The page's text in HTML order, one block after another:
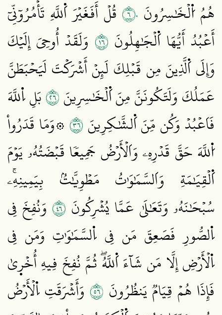
هُمُ اُ۬لۡخَٰسِرُونَ ٦٠ قُلۡ أَفَغَيۡرَ اَ۬للَّهِ تَأۡمُرُوٓنِّيٓ
أَعۡبُدُ أَيُّهَا اَ۬لۡجَٰهِلُونَ ٦١ وَلَقَدۡ أُوحِيَ إِلَيۡكَ
وَإِلَى اَ۬لَّذِينَ مِن قَبۡلِكَ لَئِنۡ أَشۡرَكۡتَ لَيَحۡبَطَنَّ
عَمَلُكَ وَلَتَكُونَنَّ مِنَ اَ۬لۡخَٰسِرِينَ٦٢بَلِ اِ۬للَّهَ
فَاَعۡبُدۡ وَكُن مِّنَ اَ۬لشَّٰكِرِينَ٦٣ ۞وَمَا قَدَرُواْ
اُ۬للَّهَ حَقَّ قَدۡرِهِۦ وَاَلۡأَرۡضُ جَمِيعٗا قَبۡضَتُهُۥ يَوۡمَ
اَ۬لۡقِيَٰمَةِ وَاَلسَّمَٰوَٰتُ مَطۡوِيَّٰتُۢ بِيَمِينِهِۦۚ
سُبۡحَٰنَهُۥ وَتَعَٰلَىٰ عَمَّا يُشۡرِكُونَ ٦٤ وَنُفِخَ فِي
اِ۬لصُّورِ فَصَعِقَ مَن فِي اِ۬لسَّمَٰوَٰتِ وَمَن فِي
اِ۬لۡأَرۡضِ إِلَّا مَن شَآءَ اَ۬للَّهُۖ ثُمَّ نُفِخَ فِيهِ أُخۡر۪يٰ
فَإِذَا هُمۡ قِيَامٞ يَنظُرُونَ ٦٥ وَأَشۡرَقَتِ اِ۬لۡأَرۡضُ